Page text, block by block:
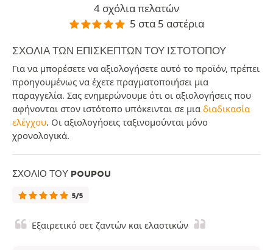
4 σχόλια πελατών
5 στα 5 αστέρια
ΣΧΌΛΙΑ ΤΩΝ ΕΠΙΣΚΕΠΤΏΝ ΤΟΥ ΙΣΤΟΤΌΠΟΥ
Για να μπορέσετε να αξιολογήσετε αυτό το προϊόν, πρέπει
προηγουμένως να έχετε πραγματοποιήσει μια
παραγγελία. Σας ενημερώνουμε ότι οι αξιολογήσεις που
αφήνονται στον ιστότοπο υπόκεινται σε μια διαδικασία
ελέγχου. Οι αξιολογήσεις ταξινομούνται μόνο
χρονολογικά.
ΣΧΌΛΙΟ ΤΟΥ POUPOU
5/5
Εξαιρετικό σετ ζαντών και ελαστικών